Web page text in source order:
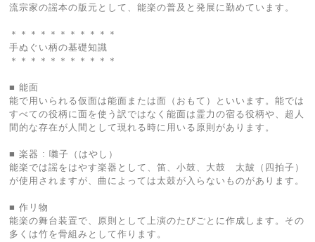
流宗家の謡本の版元として、能楽の普及と発展に勤めています。
＊＊＊＊＊＊＊＊＊＊＊
手ぬぐい柄の基礎知識
＊＊＊＊＊＊＊＊＊＊＊
■ 能面
能で用いられる仮面は能面または面（おもて）といいます。能では
すべての役柄に面を使う訳ではなく能面は霊力の宿る役柄や、超人
間的な存在が人間として現れる時に用いる原則があります。
■ 楽器 : 囃子（はやし）
能楽では謡をはやす楽器として、笛、小鼓、大鼓 太皷（四拍子）
が使用されますが、曲によっては太鼓が入らないものがあります。
■ 作リ物
能楽の舞台装置で、原則として上演のたびごとに作成します。その
多くは竹を骨組みとして作ります。